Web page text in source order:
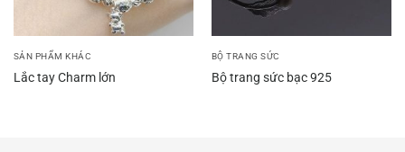
SẢN PHẨM KHÁC
Lắc tay Charm lớn
BỘ TRANG SỨC
Bộ trang sức bạc 925